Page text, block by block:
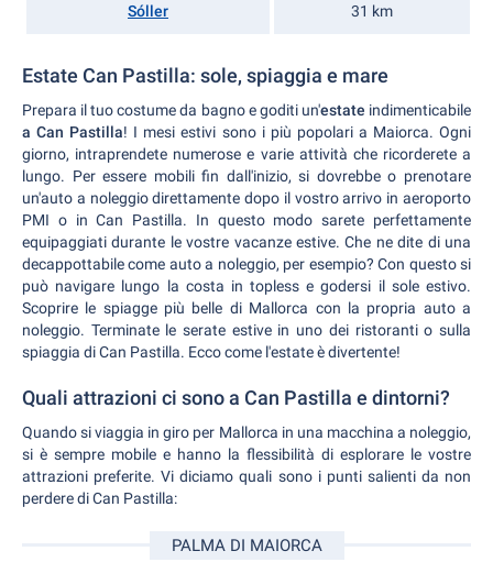
Sóller 31 km
Estate Can Pastilla: sole, spiaggia e mare
Prepara il tuo costume da bagno e goditi un'estate indimenticabile
a Can Pastilla! I mesi estivi sono i più popolari a Maiorca. Ogni
giorno, intraprendete numerose e varie attività che ricorderete a
lungo. Per essere mobili fin dall'inizio, si dovrebbe o prenotare
un'auto a noleggio direttamente dopo il vostro arrivo in aeroporto
PMI o in Can Pastilla. In questo modo sarete perfettamente
equipaggiati durante le vostre vacanze estive. Che ne dite di una
decappottabile come auto a noleggio, per esempio? Con questo si
può navigare lungo la costa in topless e godersi il sole estivo.
Scoprire le spiagge più belle di Mallorca con la propria auto a
noleggio. Terminate le serate estive in uno dei ristoranti o sulla
spiaggia di Can Pastilla. Ecco come l'estate è divertente!
Quali attrazioni ci sono a Can Pastilla e dintorni?
Quando si viaggia in giro per Mallorca in una macchina a noleggio,
si è sempre mobile e hanno la flessibilità di esplorare le vostre
attrazioni preferite. Vi diciamo quali sono i punti salienti da non
perdere di Can Pastilla:
PALMA DI MAIORCA